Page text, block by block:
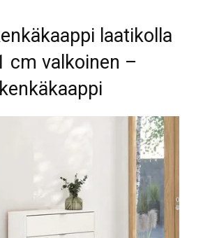
laatikolla
cm valkoinen –